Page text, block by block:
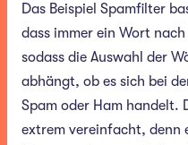
Das Beispiel Spamfilter
dass immer ein Wort
sodass die Auswahl der
abhängt, ob es sich bei
Spam oder Ham handelt.
extrem vereinfacht, denn